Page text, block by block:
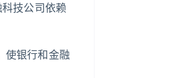
技公司依赖
使银行和金融